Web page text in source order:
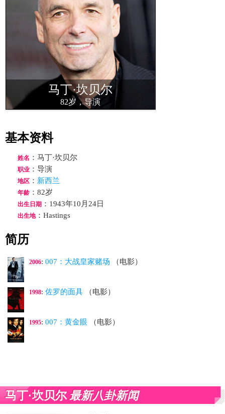
马丁·坎贝尔
82岁，导演
基本资料
姓名 ：马丁·坎贝尔
职业 ：导演
地区 ： 新西兰
年龄 ：82岁
出生日期 ：1943年10月24日
出生地：Hastings
简历
2006: 007：大战皇家赌场 （电影）
1998: 佐罗的面具 （电影）
1995: 007：黄金眼 （电影）
马丁·坎贝尔 最新八卦新闻